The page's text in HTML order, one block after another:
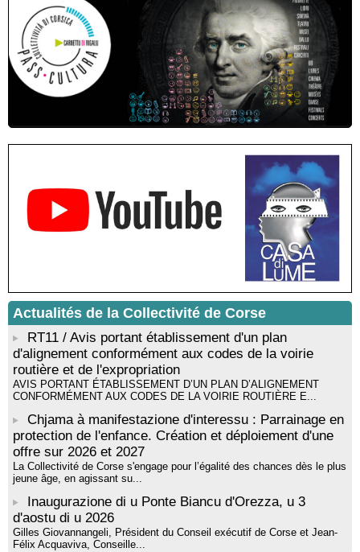
municipal - Zonza
Conférence : "Pratiques magico-religieuses et rituels de
protection de la Corse agro-pastorale" animée par Jean-Jacques
Andreani - Bucugnà / Zonza
Residenza di scrittura di Angela Nicolai, Trà Corsica è
Sardegna - Mediateca di castagniccia Mare è monti - I Fulelli
Résidence d’écriture et de recherche de l’écrivaine Cécilia
Castelli - Institut Mémoires de l'Edition Contemporaine - Caen /
Médiathèque de Castagniccia Mare et Monti - I Fulelli
Rencontre / dédicace avec Lucrèce Luciani autour de son
livre « La ballade du pendu du Niolu» - Mediateca territuriale di
Santa Lucia di Tallà
Mise en musique d’un livre jeunesse par Annik Meschinet,
musicienne pédagogue : Ateliers d’expression sonore, vocale,
rythmique et corporelle - Mediateca territuriale di Santa Lucia di
! Événement reporté ! Cycle de conférences peinture animé
par Alexandre Dominati - Mediateca territuriale di Santa Lucia di
Tallà
Actualités de la Collectivité de Corse
RT11 / Avis portant établissement d'un plan
d'alignement conformément aux codes de la voirie
routière et de l'expropriation
AVIS PORTANT ÉTABLISSEMENT D’UN PLAN D’ALIGNEMENT
CONFORMÉMENT AUX CODES DE LA VOIRIE ROUTIÈRE E...
Chjama à manifestazione d'interessu : Parrainage en
protection de l'enfance. Création et déploiement d'une
offre sur 2026 et 2027
La Collectivité de Corse s'engage pour l’égalité des chances dès le plus
jeune âge, en agissant su...
Inaugurazione di u Ponte Biancu d'Orezza, u 3
d'aostu di u 2026
Gilles Giovannangeli, Président du Conseil exécutif de Corse et Jean-
Félix Acquaviva, Conseille...